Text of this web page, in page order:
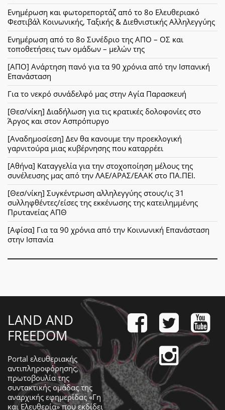
Ενημέρωση και φωτορεπορτάζ από το 8ο Ελευθεριακό
Φεστιβάλ Κοινωνικής, Ταξικής & Διεθνιστικής Αλληλεγγύης
Ενημέρωση από το 8ο Συνέδριο της ΑΠΟ – ΟΣ και
τοποθετήσεις των ομάδων – μελών της
[ΑΠΟ] Ανάρτηση πανό για τα 90 χρόνια από την Ισπανική
Επανάσταση
Για το νεκρό συνάδελφό μας στην Αγία Παρασκευή
[Θεσ/νίκη] Διαδήλωση για τις κρατικές δολοφονίες στο
Άργος και στον Ασπρόπυργο
[Αναδημοσίεση] Δεν θα κανουμε την προεκλογική
γαρνιτούρα μιας κυβέρνησης που καταρρέει
[Αθήνα] Καταγγελία για την στοχοποίηση μέλους της
συνέλευσης μας από την ΛΑΕ/ΑΡΑΣ/ΕΑΑΚ στο ΠΑ.ΠΕΙ.
[Θεσ/νίκη] Συγκέντρωση αλληλεγγύης στους/ις 31
συλληφθέντες/είσες της εκκένωσης της κατειλημμένης
Πρυτανείας ΑΠΘ
[Αφίσα] Για τα 90 χρόνια από την Κοινωνική Επανάσταση
στην Ισπανία
LAND AND
FREEDOM
Portal ελευθεριακής
αντιπληροφόρησης,
πρωτοβουλία της
συντακτικής ομάδας της
αναρχικής εφημερίδας «Γη
και Ελευθερία» που εκδίδει